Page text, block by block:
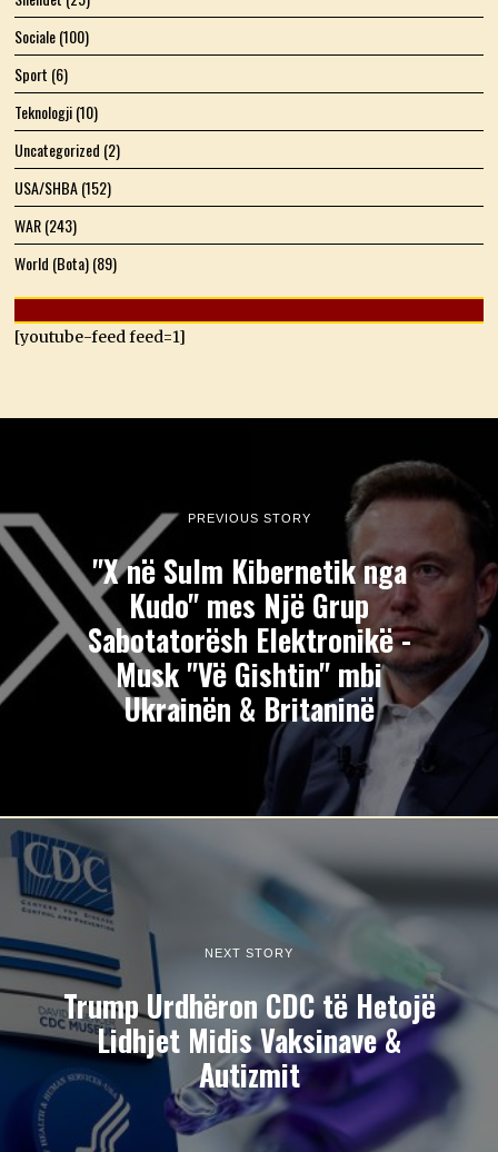
Sociale(100)
Sport (6)
Teknologji(10)
Uncategorized (2)
USA/SHBA(152)
WAR(243)
World (Bota)(89)
[youtube-feed feed=1]
PREVIOUS STORY
"X në Sulm Kibernetik nga
Kudo" mes Një Grup
Sabotatorësh Elektronikë -
Musk "Vë Gishtin" mbi
Ukrainën & Britaninë
NEXT STORY
Trump Urdhëron CDC të Hetojë
Lidhjet Midis Vaksinave &
Autizmit